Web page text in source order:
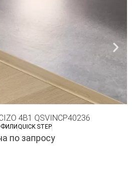
4В1 QSVINCP40236
QUICK STEP
по запросу